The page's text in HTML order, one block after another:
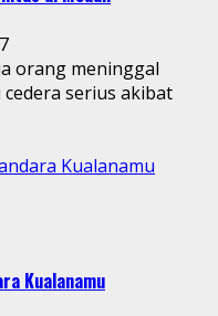
orang meninggal
serius akibat
Kualanamu
Kualanamu